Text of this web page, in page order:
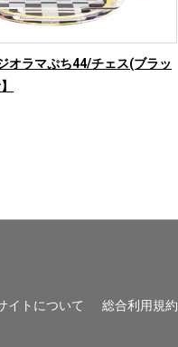
オラマぷち44/チェス(ブラッ
イトについて 総合利用規約